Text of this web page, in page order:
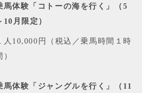
馬体験「コトーの海を行く」（5
10月限定）
人10,000円（税込／乗馬時間１時
）
馬体験「ジャングルを行く」（11